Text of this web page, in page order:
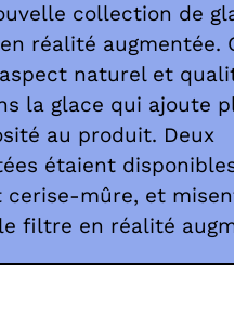
collection de
réalité augmentée.
naturel et
la glace qui ajoute
au produit. Deux
étaient
cerise-mûre, et
filtre en réalité